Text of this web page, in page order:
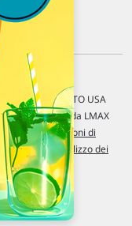
min. / MERCATO USA
fornite da LMAX
nostre Condizioni di
privacye dell' Utilizzo dei